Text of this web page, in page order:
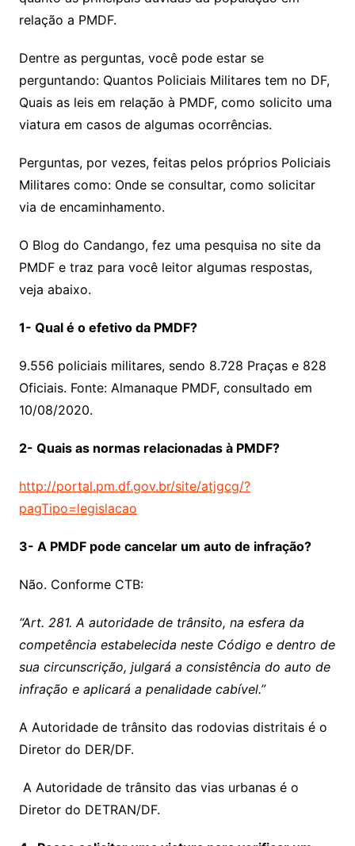
relação a PMDF.
Dentre as perguntas, você pode estar se
perguntando: Quantos Policiais Militares tem no DF,
Quais as leis em relação à PMDF, como solicito uma
viatura em casos de algumas ocorrências.
Perguntas, por vezes, feitas pelos próprios Policiais
Militares como: Onde se consultar, como solicitar
via de encaminhamento.
O Blog do Candango, fez uma pesquisa no site da
PMDF e traz para você leitor algumas respostas,
veja abaixo.
1- Qual é o efetivo da PMDF?
9.556 policiais militares, sendo 8.728 Praças e 828
Oficiais. Fonte: Almanaque PMDF, consultado em
10/08/2020.
2- Quais as normas relacionadas à PMDF?
http://portal.pm.df.gov.br/site/atjgcg/?
pagTipo=legislacao
3- A PMDF pode cancelar um auto de infração?
Não. Conforme CTB:
“Art. 281. A autoridade de trânsito, na esfera da
competência estabelecida neste Código e dentro de
sua circunscrição, julgará a consistência do auto de
infração e aplicará a penalidade cabível.”
A Autoridade de trânsito das rodovias distritais é o
Diretor do DER/DF.
A Autoridade de trânsito das vias urbanas é o
Diretor do DETRAN/DF.